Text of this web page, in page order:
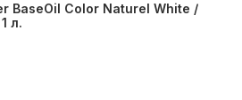
BaseOil Color Naturel White /
л.